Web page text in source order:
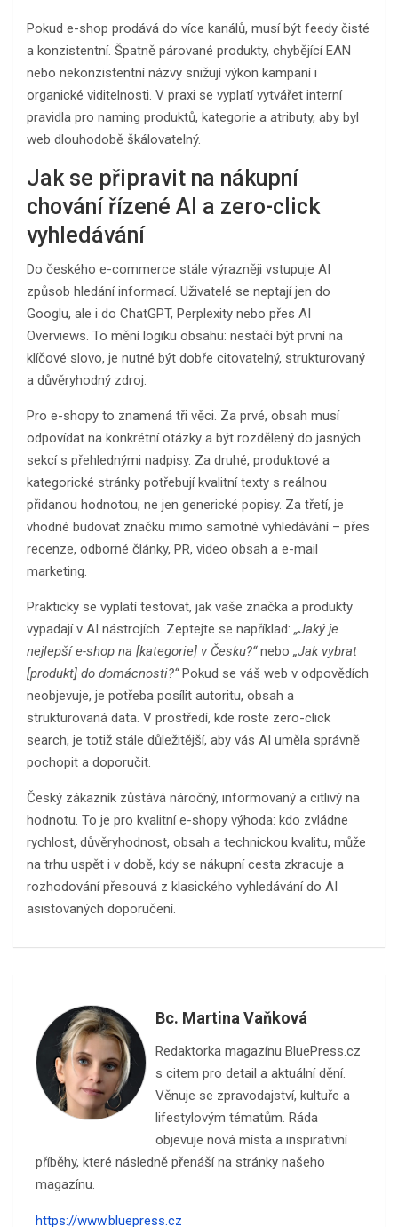
Pokud e-shop prodává do více kanálů, musí být feedy čisté
a konzistentní. Špatně párované produkty, chybějící EAN
nebo nekonzistentní názvy snižují výkon kampaní i
organické viditelnosti. V praxi se vyplatí vytvářet interní
pravidla pro naming produktů, kategorie a atributy, aby byl
web dlouhodobě škálovatelný.
Jak se připravit na nákupní
chování řízené AI a zero-click
vyhledávání
Do českého e-commerce stále výrazněji vstupuje AI
způsob hledání informací. Uživatelé se neptají jen do
Googlu, ale i do ChatGPT, Perplexity nebo přes AI
Overviews. To mění logiku obsahu: nestačí být první na
klíčové slovo, je nutné být dobře citovatelný, strukturovaný
a důvěryhodný zdroj.
Pro e-shopy to znamená tři věci. Za prvé, obsah musí
odpovídat na konkrétní otázky a být rozdělený do jasných
sekcí s přehlednými nadpisy. Za druhé, produktové a
kategorické stránky potřebují kvalitní texty s reálnou
přidanou hodnotou, ne jen generické popisy. Za třetí, je
vhodné budovat značku mimo samotné vyhledávání – přes
recenze, odborné články, PR, video obsah a e-mail
marketing.
Prakticky se vyplatí testovat, jak vaše značka a produkty
vypadají v AI nástrojích. Zeptejte se například: „Jaký je
nejlepší e-shop na [kategorie] v Česku?“nebo „Jak vybrat
[produkt] do domácnosti?“Pokud se váš web v odpovědích
neobjevuje, je potřeba posílit autoritu, obsah a
strukturovaná data. V prostředí, kde roste zero-click
search, je totiž stále důležitější, aby vás AI uměla správně
pochopit a doporučit.
Český zákazník zůstává náročný, informovaný a citlivý na
hodnotu. To je pro kvalitní e-shopy výhoda: kdo zvládne
rychlost, důvěryhodnost, obsah a technickou kvalitu, může
na trhu uspět i v době, kdy se nákupní cesta zkracuje a
rozhodování přesouvá z klasického vyhledávání do AI
asistovaných doporučení.
Bc. Martina Vaňková
Redaktorka magazínu BluePress.cz
s citem pro detail a aktuální dění.
Věnuje se zpravodajství, kultuře a
lifestylovým tématům. Ráda
objevuje nová místa a inspirativní
příběhy, které následně přenáší na stránky našeho
magazínu.
https://www.bluepress.cz